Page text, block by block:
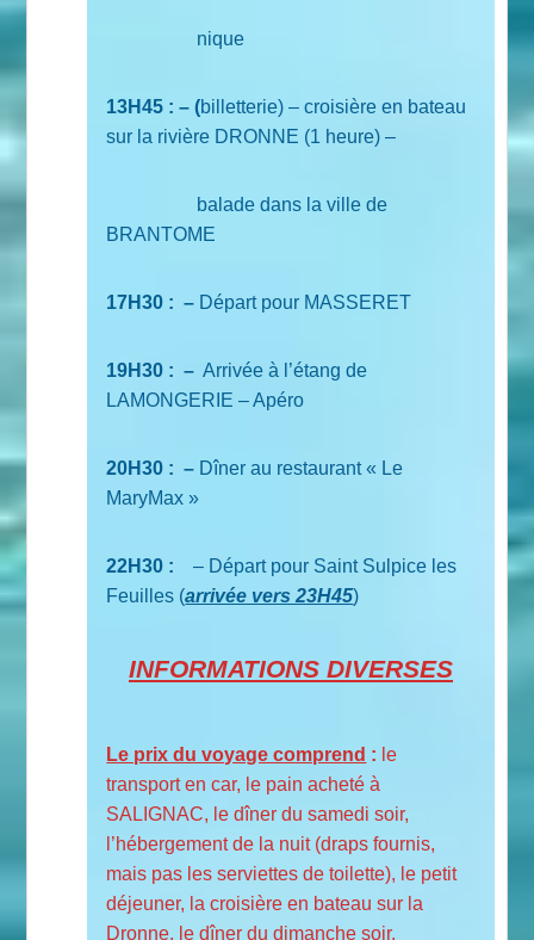
nique
13H45 : – (billetterie) – croisière en bateau
sur la rivière DRONNE (1 heure) –
balade dans la ville de
BRANTOME
17H30 : – Départ pour MASSERET
19H30 :– Arrivée à l’étang de
LAMONGERIE – Apéro
20H30 : – Dîner au restaurant « Le
MaryMax »
22H30 : – Départ pour Saint Sulpice les
Feuilles (arrivée vers 23H45)
INFORMATIONS DIVERSES
Le prix du voyage comprend : le
transport en car, le pain acheté à
SALIGNAC, le dîner du samedi soir,
l’hébergement de la nuit (draps fournis,
mais pas les serviettes de toilette), le petit
déjeuner, la croisière en bateau sur la
Dronne, le dîner du dimanche soir.